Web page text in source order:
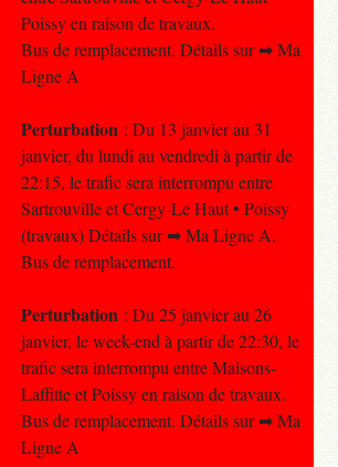
Poissy en raison de travaux.
Bus de remplacement. Détails sur ➡ Ma
Ligne A
Perturbation : Du 13 janvier au 31
janvier, du lundi au vendredi à partir de
22:15, le trafic sera interrompu entre
Sartrouville et Cergy-Le Haut • Poissy
(travaux) Détails sur ➡ Ma Ligne A.
Bus de remplacement.
Perturbation : Du 25 janvier au 26
janvier, le week-end à partir de 22:30, le
trafic sera interrompu entre Maisons-
Laffitte et Poissy en raison de travaux.
Bus de remplacement. Détails sur ➡ Ma
Ligne A